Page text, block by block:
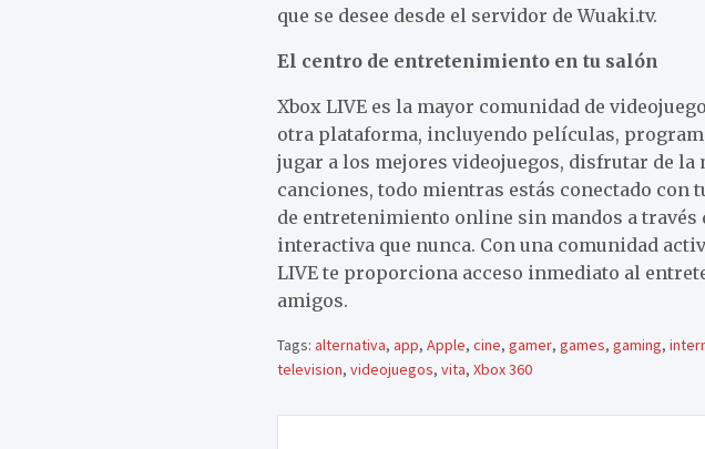
que se desee desde el servidor de Wuaki.tv.
El centro de entretenimiento en tu salón
Xbox LIVE es la mayor comunidad de
otra plataforma, incluyendo películas,
jugar a los mejores videojuegos, disfrutar de
canciones, todo mientras estás conectado con
de entretenimiento online sin mandos a
interactiva que nunca. Con una comunidad
LIVE te proporciona acceso inmediato al
amigos.
Tags: alternativa,app,Apple,cine,gamer,games,gaming,
television,videojuegos,vita,Xbox 360